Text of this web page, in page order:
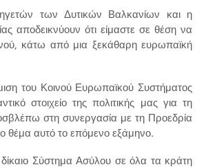
των Δυτικών Βαλκανίων και η
αποδεικνύουν ότι είμαστε σε θέση να
κάτω από μια ξεκάθαρη ευρωπαϊκή
του Κοινού Ευρωπαϊκού Συστήματος
στοιχείο της πολιτικής μας για τη
στη συνεργασία με τη Προεδρία
θέμα αυτό το επόμενο εξάμηνο.
δίκαιο Σύστημα Ασύλου σε όλα τα κράτη